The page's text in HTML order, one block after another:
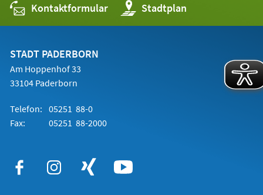
Kontaktformular Stadtplan
(Öffnet
in
einem
STADT PADERBORN
Am Hoppenhof 33
33104 Paderborn
Telefon: 05251 88-0
Fax:
05251 88-2000